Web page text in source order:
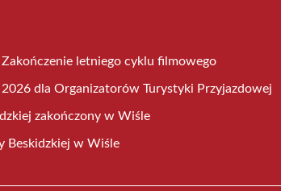
letniego cyklu filmowego
dla Organizatorów Turystyki Przyjazdowej
zakończony w Wiśle
Beskidzkiej w Wiśle